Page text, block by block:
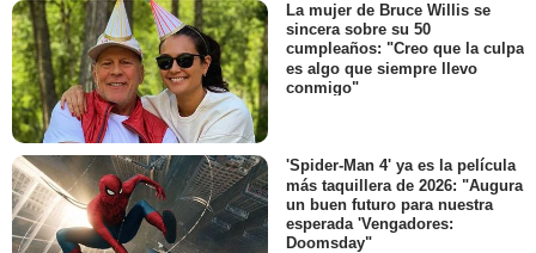
La mujer de Bruce Willis se
sincera sobre su 50
cumpleaños: "Creo que la culpa
es algo que siempre llevo
conmigo"
'Spider-Man 4' ya es la película
más taquillera de 2026: "Augura
un buen futuro para nuestra
esperada 'Vengadores:
Doomsday"